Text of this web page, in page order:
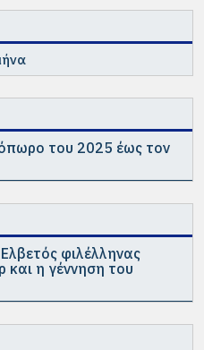
του 2025 έως τον
φιλέλληνας
η γέννηση του